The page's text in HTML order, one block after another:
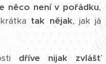
něco není v pořádku,
tak nějak, jak já
dříve nijak zvlášť